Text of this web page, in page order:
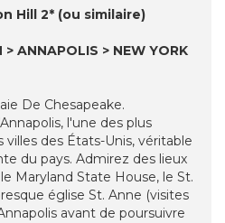
Hill 2* (ou similaire)
ANNAPOLIS > NEW YORK
De Chesapeake.
l'une des plus
des États-Unis, véritable
du pays. Admirez des lieux
Maryland State House, le St.
église St. Anne (visites
avant de poursuivre